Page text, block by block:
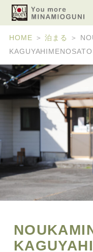
HOME ＞泊まる ＞
KAGUYAHIMENOSATO